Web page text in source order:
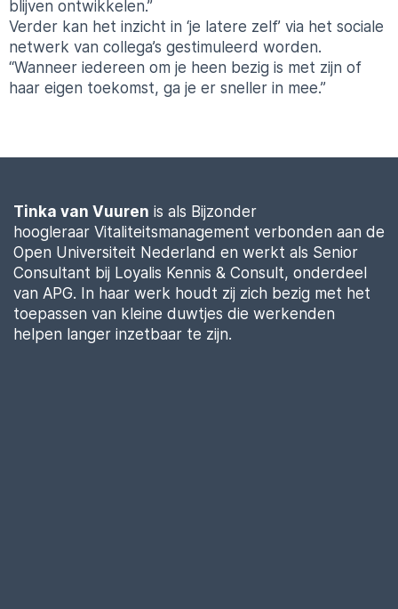
blijven ontwikkelen.”
Verder kan het inzicht in ‘je latere zelf’ via het sociale
netwerk van collega’s gestimuleerd worden.
“Wanneer iedereen om je heen bezig is met zijn of
haar eigen toekomst, ga je er sneller in mee.”
Tinka van Vuuren is als Bijzonder
hoogleraar Vitaliteitsmanagement verbonden aan de
Open Universiteit Nederland en werkt als Senior
Consultant bij Loyalis Kennis & Consult, onderdeel
van APG. In haar werk houdt zij zich bezig met het
toepassen van kleine duwtjes die werkenden
helpen langer inzetbaar te zijn.